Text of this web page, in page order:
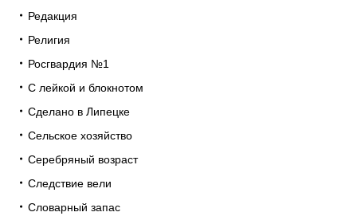
Редакция
Религия
Росгвардия №1
С лейкой и блокнотом
Сделано в Липецке
Сельское хозяйство
Серебряный возраст
Следствие вели
Словарный запас